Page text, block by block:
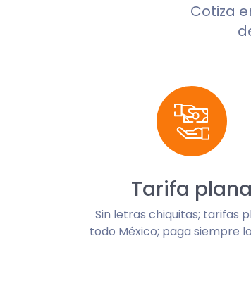
Cotiza
Tarifa plana
Sin letras chiquitas; tarifas
todo México; paga siempre